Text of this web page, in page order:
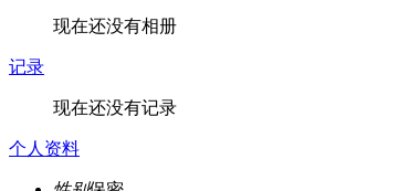
现在还没有相册
记录
现在还没有记录
个人资料